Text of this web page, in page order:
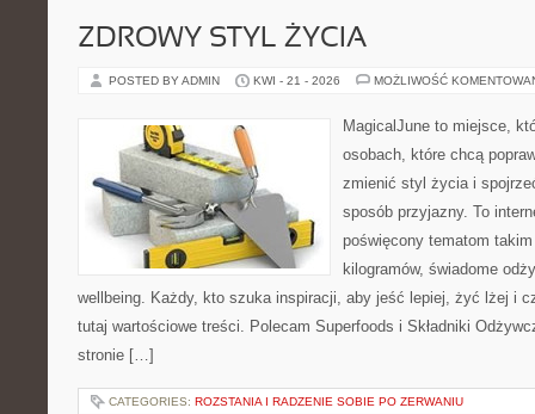
ZDROWY STYL ŻYCIA
POSTED BY ADMIN KWI - 21 - 2026 MOŻLIWOŚĆ
MagicalJune to miejsce,
osobach, które chcą
zmienić styl życia i
sposób przyjazny. To
poświęcony tematom
kilogramów, świadome
wellbeing. Każdy, kto szuka inspiracji, aby jeść lepiej, żyć lżej i
tutaj wartościowe treści. Polecam Superfoods i Składniki
stronie […]
CATEGORIES: ROZSTANIA I RADZENIE SOBIE PO ZERWANIU